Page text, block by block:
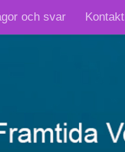
och svar Kontakt